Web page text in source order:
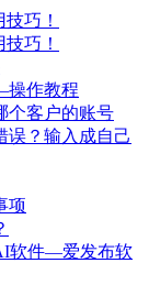
巧！
巧！
操作教程
个客户的账号
误？输入成自己
项
软件—爱发布软